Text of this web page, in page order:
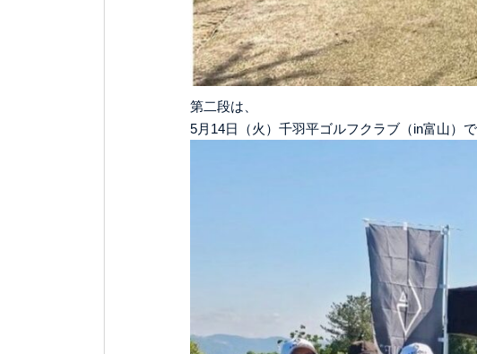
第二段は、
5月14日（火）千羽平ゴルフクラブ（in富山）で